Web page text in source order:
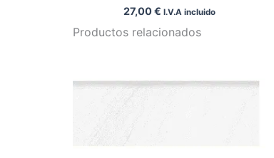
27,00€ I.V.A incluido
Productos relacionados